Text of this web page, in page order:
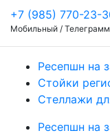
+7 (985) 770-23-
Мобильный /
Ресепшн на
Стойки
Стеллажи
Ресепшн на